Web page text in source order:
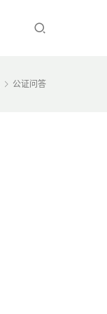
公证问答